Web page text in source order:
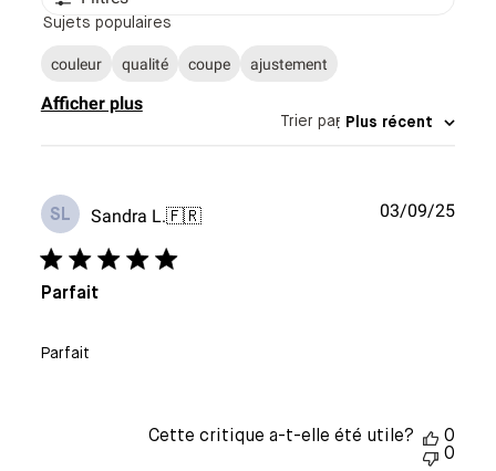
Sujets populaires
couleur qualité coupe ajustement
Afficher plus
Trier par: Plus récent
SL Sandra L.🇫🇷
Parfait
Parfait
Date
03/09/25
Cette critique a-t-elle été utile?
0
0